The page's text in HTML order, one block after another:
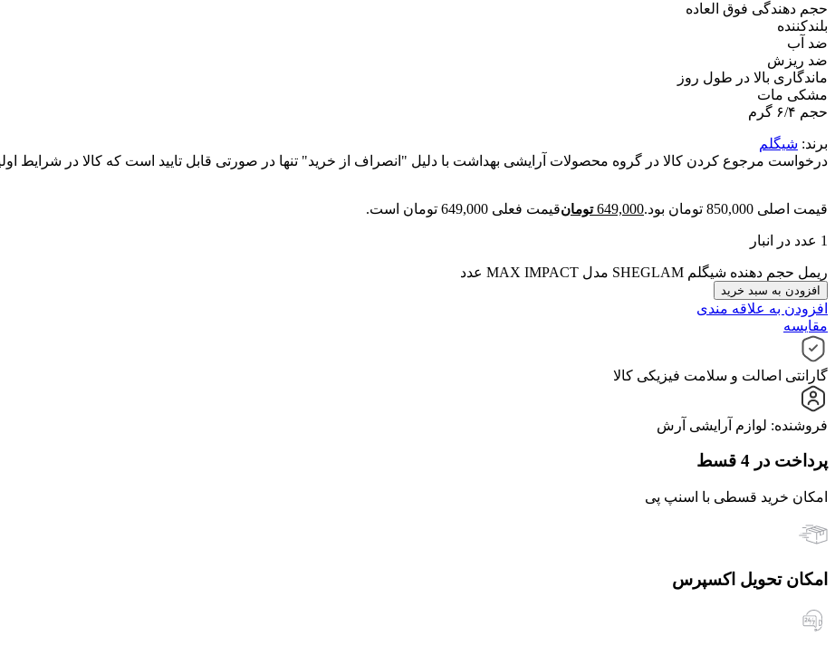
حجم دهندگی فوق العاده
بلندکننده
ضد آب
ضد ریزش
ماندگاری بالا در طول روز
مشکی مات
حجم ۶/۴ گرم
برند: شیگلم
درخواست مرجوع کردن کالا در گروه محصولات آرایشی بهداشت با دلیل "انصراف از خرید" تنها در صورتی قابل تایید است که کالا در شرایط
قیمت اصلی 850,000 تومان بود. 649,000 تومانقیمت فعلی 649,000 تومان است.
1 عدد در انبار
ریمل حجم دهنده شیگلم SHEGLAM مدل MAX IMPACT عدد
افزودن به سبد خرید
افزودن به علاقه مندی
مقایسه
گارانتی اصالت و سلامت فیزیکی کالا
فروشنده: لوازم آرایشی آرش
پرداخت در 4 قسط
امکان خرید قسطی با اسنپ پی
امکان تحویل اکسپرس